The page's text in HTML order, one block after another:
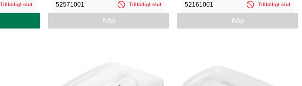
Tillfälligt slut 52571001 Tillfälligt slut
Köp
52161001 Tillfälligt slut
Köp